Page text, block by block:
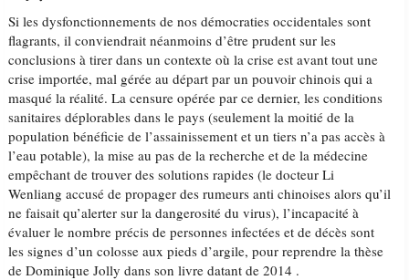
Si les dysfonctionnements de nos démocraties occidentales sont
flagrants, il conviendrait néanmoins d’être prudent sur les
conclusions à tirer dans un contexte où la crise est avant tout une
crise importée, mal gérée au départ par un pouvoir chinois qui a
masqué la réalité. La censure opérée par ce dernier, les conditions
sanitaires déplorables dans le pays (seulement la moitié de la
population bénéficie de l’assainissement et un tiers n’a pas accès à
l’eau potable), la mise au pas de la recherche et de la médecine
empêchant de trouver des solutions rapides (le docteur Li
Wenliang accusé de propager des rumeurs anti chinoises alors qu’il
ne faisait qu’alerter sur la dangerosité du virus), l’incapacité à
évaluer le nombre précis de personnes infectées et de décès sont
les signes d’un colosse aux pieds d’argile, pour reprendre la thèse
de Dominique Jolly dans son livre datant de 2014 .